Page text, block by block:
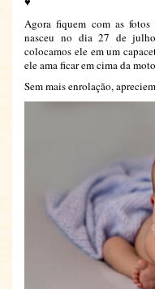
Agora fiquem com as
nasceu no dia 27 de
colocamos ele em um
ele ama ficar em cima da
Sem mais enrolação,